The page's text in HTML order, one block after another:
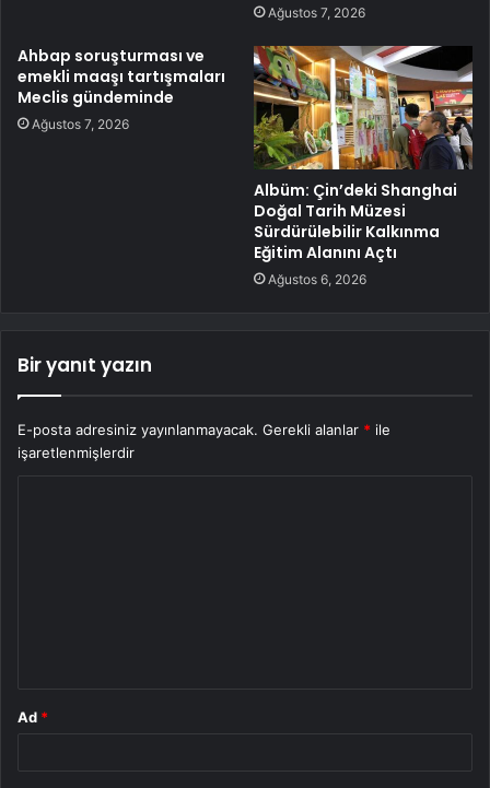
Ağustos 7, 2026
Ahbap soruşturması ve
emekli maaşı tartışmaları
Meclis gündeminde
Ağustos 7, 2026
Albüm: Çin’deki Shanghai
Doğal Tarih Müzesi
Sürdürülebilir Kalkınma
Eğitim Alanını Açtı
Ağustos 6, 2026
Bir yanıt yazın
E-posta adresiniz yayınlanmayacak. Gerekli alanlar * ile
işaretlenmişlerdir
Ad *